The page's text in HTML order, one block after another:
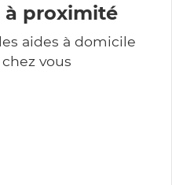
à proximité
aides à domicile
vous